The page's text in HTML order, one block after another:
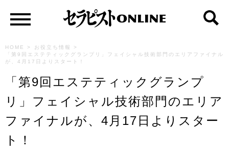
HOME > お役立ち情報
>
「第9回エステティックグランプリ」フェイシャル技術部門のエリアファイナル
が、4月17日よりスタート！
「第9回エステティックグランプ
リ」フェイシャル技術部門のエリア
ファイナルが、4月17日よりスター
ト！